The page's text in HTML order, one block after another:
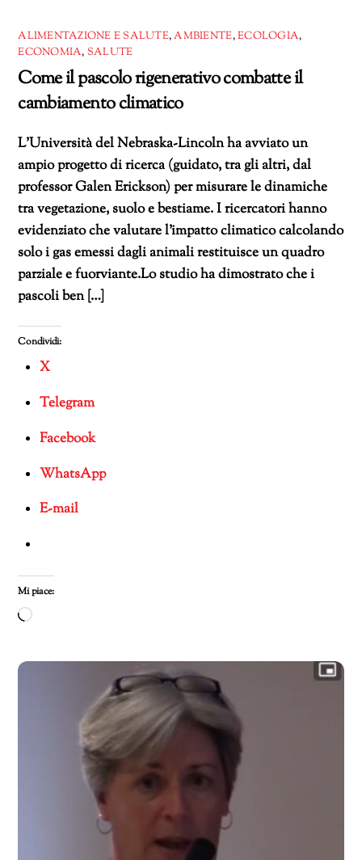
ALIMENTAZIONE E SALUTE,AMBIENTE,ECOLOGIA,
ECONOMIA, SALUTE
Come il pascolo rigenerativo combatte il
cambiamento climatico
L’Università del Nebraska-Lincoln ha avviato un
ampio progetto di ricerca (guidato, tra gli altri, dal
professor Galen Erickson) per misurare le dinamiche
tra vegetazione, suolo e bestiame. I ricercatori hanno
evidenziato che valutare l’impatto climatico calcolando
solo i gas emessi dagli animali restituisce un quadro
parziale e fuorviante.Lo studio ha dimostrato che i
pascoli ben […]
Condividi:
X
Telegram
Facebook
WhatsApp
E-mail
Mi piace:
Caricamento
corso…